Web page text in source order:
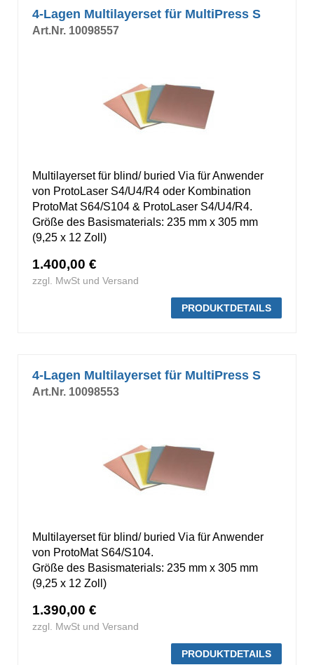
4-Lagen Multilayerset für MultiPress S
Art.Nr. 10098557
Multilayerset für blind/ buried Via für Anwender
von ProtoLaser S4/U4/R4 oder Kombination
ProtoMat S64/S104 & ProtoLaser S4/U4/R4.
Größe des Basismaterials: 235 mm x 305 mm
(9,25 x 12 Zoll)
1.400,00 €
zzgl. MwSt und Versand
PRODUKTDETAILS
4-Lagen Multilayerset für MultiPress S
Art.Nr. 10098553
Multilayerset für blind/ buried Via für Anwender
von ProtoMat S64/S104.
Größe des Basismaterials: 235 mm x 305 mm
(9,25 x 12 Zoll)
1.390,00 €
zzgl. MwSt und Versand
PRODUKTDETAILS